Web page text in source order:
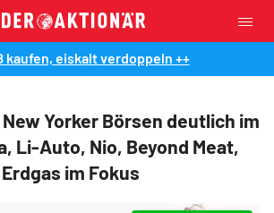
kaufen, eiskalt verdoppeln ++
Yorker Börsen deutlich im
Li-Auto, Nio, Beyond Meat,
im Fokus